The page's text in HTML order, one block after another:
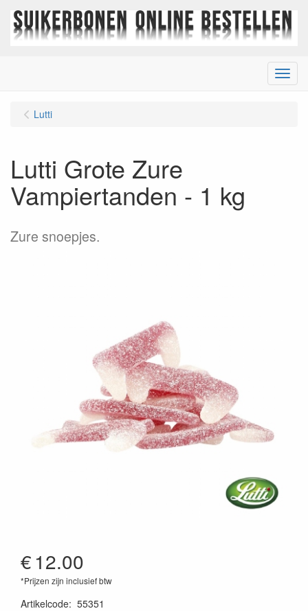
Menu
Lutti
Lutti Grote Zure
Vampiertanden - 1 kg
Zure snoepjes.
€12.00
*Prijzen zijn inclusief btw
Artikelcode: 55351